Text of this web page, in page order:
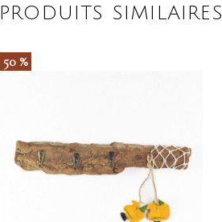
PRODUITS SIMILAIRES
50 %